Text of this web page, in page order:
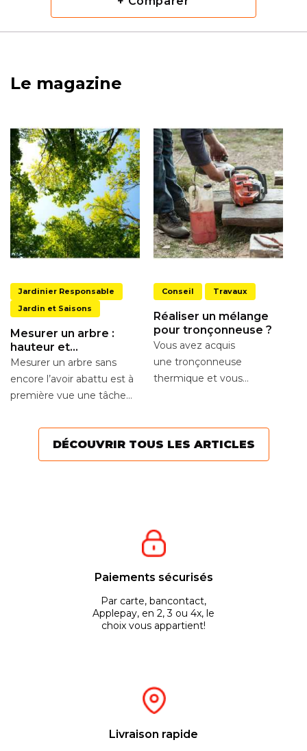
Le magazine
Jardinier Responsable
Jardin et Saisons
Mesurer un arbre :
hauteur et
circonférence
Mesurer un arbre sans
encore l’avoir abattu est à
première vue une tâche
diverses...
Conseil Travaux
Réaliser un mélange
pour tronçonneuse ?
Vous avez acquis
une tronçonneuse
thermique et vous
moteur ? Voici quelques...
DÉCOUVRIR TOUS LES ARTICLES
Paiements sécurisés
Par carte, bancontact,
Applepay, en 2, 3 ou 4x, le
choix vous appartient!
Livraison rapide